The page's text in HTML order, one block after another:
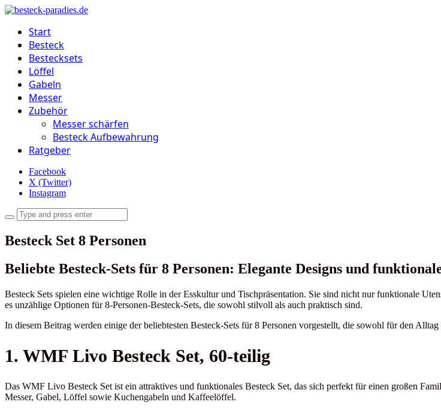
Start
Besteck
Bestecksets
Löffel
Gabeln
Messer
Zubehör
Messer schärfen
Besteck Aufbewahrung
Ratgeber
Facebook
X (Twitter)
Instagram
Besteck Set 8 Personen
Beliebte Besteck-Sets für 8 Personen: Elegante Designs und
Besteck Sets spielen eine wichtige Rolle in der Esskultur und Tischpräsentation. Sie sind nicht nur funktionale
es unzählige Optionen für 8-Personen-Besteck-Sets, die sowohl stilvoll als auch praktisch sind.
In diesem Beitrag werden einige der beliebtesten Besteck-Sets für 8 Personen vorgestellt, die sowohl für den
1. WMF Livo Besteck Set, 60-teilig
Das WMF Livo Besteck Set ist ein attraktives und funktionales Besteck Set, das sich perfekt für einen großen
Messer, Gabel, Löffel sowie Kuchengabeln und Kaffeelöffel.